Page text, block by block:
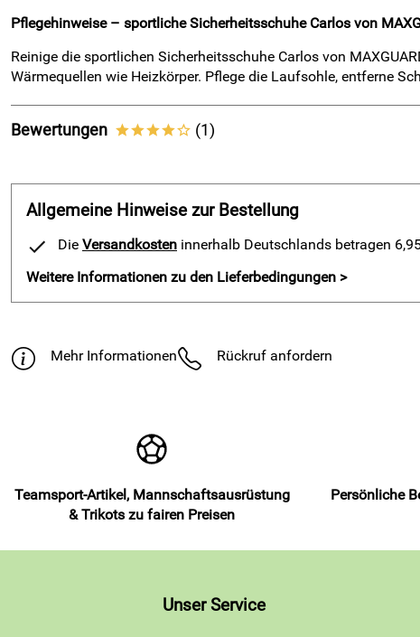
Pflegehinweise – sportliche Sicherheitsschuhe Carlos von
Reinige die sportlichen Sicherheitsschuhe Carlos von
Wärmequellen wie Heizkörper. Pflege die Laufsohle, entferne
Bewertungen ****o (1)
1
Thomas ****o
Verifizierte Bewertung
Material und Komfort sind gut, könnten in der Weite nur gerne
Allgemeine Hinweise zur Bestellung
Die Versandkosten innerhalb Deutschlands betragen
Weitere Informationen zu den Lieferbedingungen >
Mehr Informationen Rückruf anfordern
Teamsport-Artikel, Mannschaftsausrüstung
& Trikots zu fairen Preisen
Persönliche
Unser Service